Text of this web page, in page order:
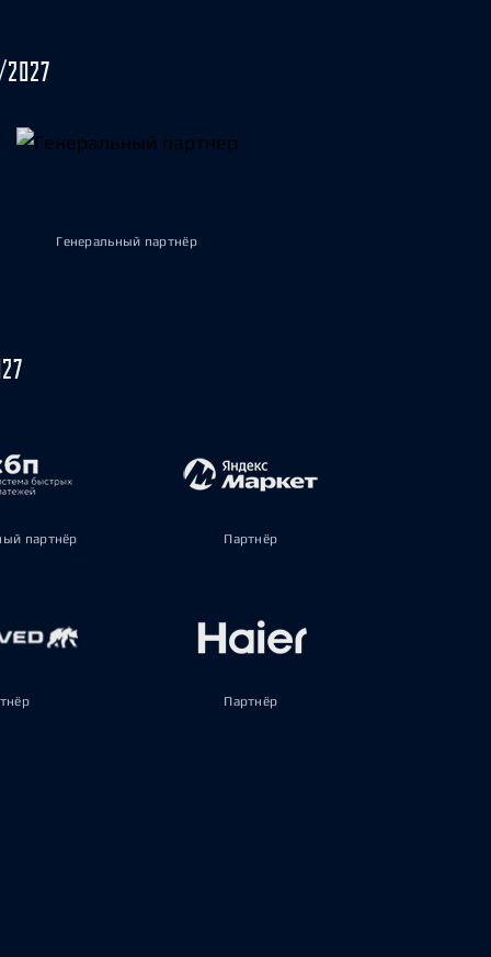
Генеральный партнёр
партнёр Партнёр
Партнёр